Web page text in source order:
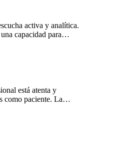
activa y analítica.
capacidad para
terapéutico que se
👏🏼
está atenta y
como paciente. La